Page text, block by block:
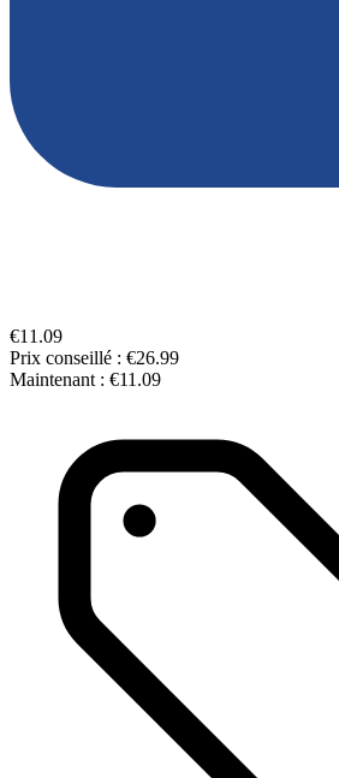
€11.09
Prix conseillé : €26.99
Maintenant : €11.09